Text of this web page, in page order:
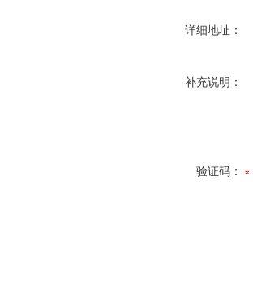
详细地址：
补充说明：
验证码：